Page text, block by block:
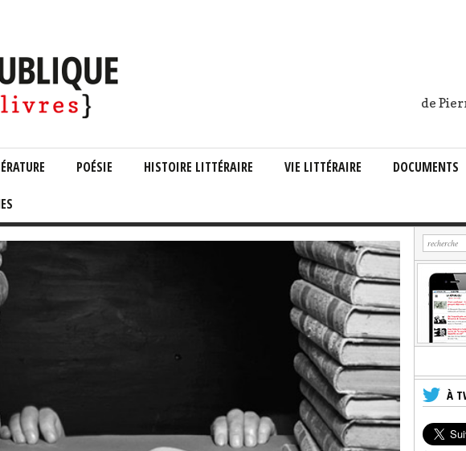
de
POÉSIE HISTOIRE LITTÉRAIRE VIE LITTÉRAIRE DOCUMENTS
À